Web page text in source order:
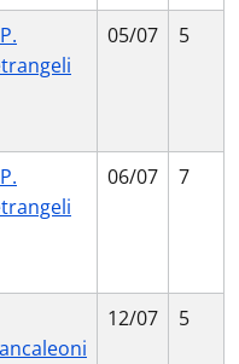
05/07 5
06/07 7
12/07 5